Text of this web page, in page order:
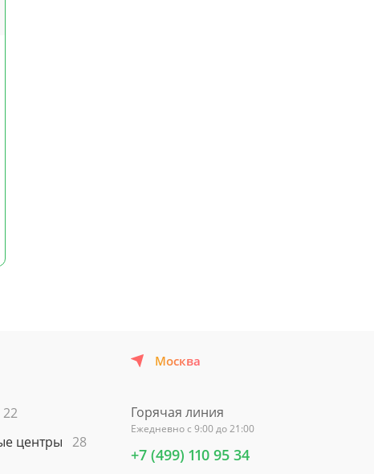
22
центры
28
Москва
Горячая линия
Ежедневно с 9:00 до 21:00
+7 (499) 110 95 34